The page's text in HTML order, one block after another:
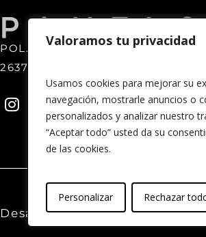
Valoramos tu privacidad
Usamos cookies para mejorar su
navegación, mostrarle anuncios o
personalizados y analizar nuestro
“Aceptar todo” usted da su
de las cookies.
Personalizar Rechazar
POL. IND. LENTISCARES · C/
26370 · NAVARRETE · LA RIOJA ·
Desarrollado por